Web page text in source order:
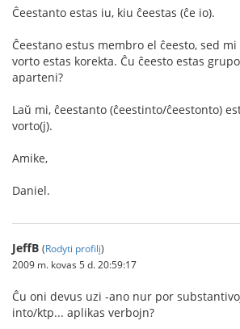
Ĉeestanto estas iu, kiu ĉeestas (ĉe io).
Ĉeestano estus membro el ĉeesto, sed
vorto estas korekta. Ĉu ĉeesto estas
aparteni?
Laŭ mi, ĉeestanto (ĉeestinto/ĉeestonto)
vorto(j).
Amike,
Daniel.
JeffB (Rodyti profilį)
2009 m. kovas 5 d. 20:59:17
Ĉu oni devus uzi -ano nur por
into/ktp... aplikas verbojn?